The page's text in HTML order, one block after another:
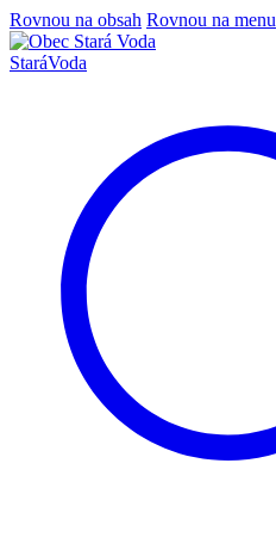
Rovnou na obsah Rovnou na menu
StaráVoda